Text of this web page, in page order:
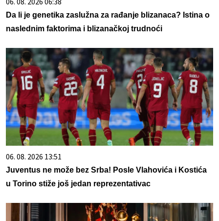
Da li je genetika zaslužna za rađanje blizanaca? Istina o
naslednim faktorima i blizanačkoj trudnoći
06. 08. 2026 13:51
Juventus ne može bez Srba! Posle Vlahovića i Kostića
u Torino stiže još jedan reprezentativac